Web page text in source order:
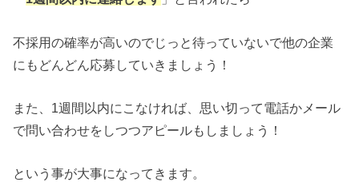
不採用の確率が高いのでじっと待っていないで他の企業
にもどんどん応募していきましょう！
また、1週間以内にこなければ、思い切って電話かメール
で問い合わせをしつつアピールもしましょう！
という事が大事になってきます。